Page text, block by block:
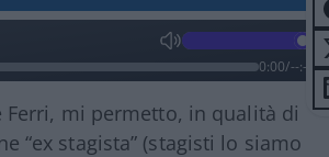
0:00/--:--
Ferri, mi permetto, in qualità di
“ex stagista” (stagisti lo siamo